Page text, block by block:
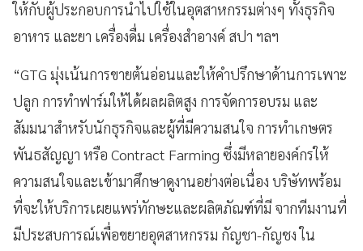
ให้กับผู้ประกอบการนำไปใช้ในอุตสาหกรรมต่างๆ ทั้งธุรกิจ
อาหาร และยา เครื่องดื่ม เครื่องสำอางค์ สปา ฯลฯ
“GTG มุ่งเน้นการขายต้นอ่อนและให้คำปรึกษาด้านการเพาะ
ปลูก การทำฟาร์มให้ได้ผลผลิตสูง การจัดการอบรม และ
สัมมนาสำหรับนักธุรกิจและผู้ที่มีความสนใจ การทำเกษตร
พันธสัญญา หรือ Contract Farming ซึ่งมีหลายองค์กรให้
ความสนใจและเข้ามาศึกษาดูงานอย่างต่อเนื่อง บริษัทพร้อม
ที่จะให้บริการเผยแพร่ทักษะและผลิตภัณฑ์ที่มี จากทีมงานที่
มีประสบการณ์เพื่อขยายอุตสาหกรรม กัญชา-กัญชง ใน